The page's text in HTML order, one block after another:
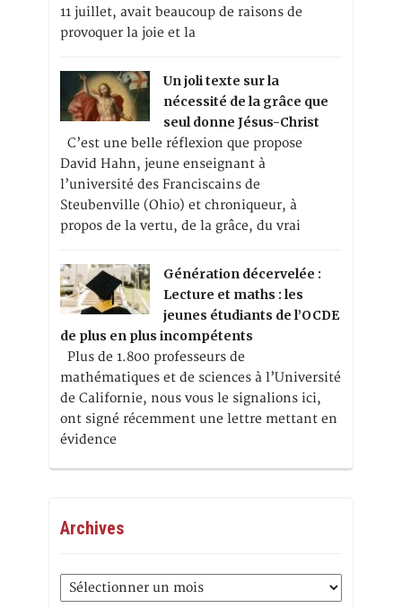
11 juillet, avait beaucoup de raisons de
provoquer la joie et la
Un joli texte sur la
nécessité de la grâce que
seul donne Jésus-Christ
C’est une belle réflexion que propose
David Hahn, jeune enseignant à
l’université des Franciscains de
Steubenville (Ohio) et chroniqueur, à
propos de la vertu, de la grâce, du vrai
Génération décervelée :
Lecture et maths : les
jeunes étudiants de l’OCDE
de plus en plus incompétents
Plus de 1.800 professeurs de
mathématiques et de sciences à l’Université
de Californie, nous vous le signalions ici,
ont signé récemment une lettre mettant en
évidence
Archives
Archives